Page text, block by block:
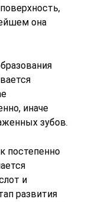
она
иначе
зубов.
постепенно
и
развития